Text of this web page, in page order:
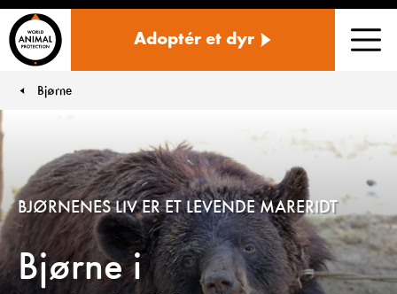
Adoptér et dyr
You are here:
Bjørne
Bjørne i
BJØRNENES LIV ER ET LEVENDE MARERIDT